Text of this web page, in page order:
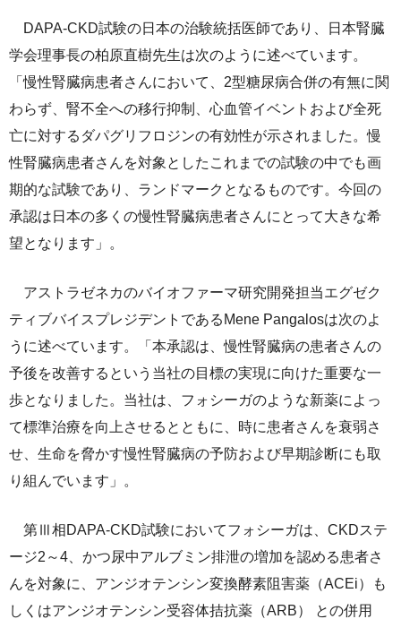
DAPA-CKD試験の日本の治験統括医師であり、日本腎臓
学会理事長の柏原直樹先生は次のように述べています。
「慢性腎臓病患者さんにおいて、2型糖尿病合併の有無に関
わらず、腎不全への移行抑制、心血管イベントおよび全死
亡に対するダパグリフロジンの有効性が示されました。慢
性腎臓病患者さんを対象としたこれまでの試験の中でも画
期的な試験であり、ランドマークとなるものです。今回の
承認は日本の多くの慢性腎臓病患者さんにとって大きな希
望となります」。
アストラゼネカのバイオファーマ研究開発担当エグゼク
ティブバイスプレジデントであるMene Pangalosは次のよ
うに述べています。「本承認は、慢性腎臓病の患者さんの
予後を改善するという当社の目標の実現に向けた重要な一
歩となりました。当社は、フォシーガのような新薬によっ
て標準治療を向上させるとともに、時に患者さんを衰弱さ
せ、生命を脅かす慢性腎臓病の予防および早期診断にも取
り組んでいます」。
第Ⅲ相DAPA-CKD試験においてフォシーガは、CKDステ
ージ2～4、かつ尿中アルブミン排泄の増加を認める患者さ
んを対象に、アンジオテンシン変換酵素阻害薬（ACEi）も
しくはアンジオテンシン受容体拮抗薬（ARB） との併用